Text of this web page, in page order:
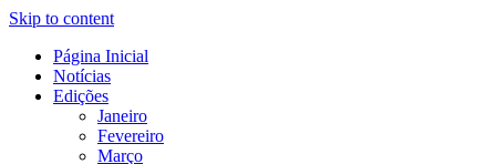
Skip to content
É Ribatejo – Revista Social
Online
Revista Social Online
Página Inicial
Notícias
Edições
Janeiro
Fevereiro
Março